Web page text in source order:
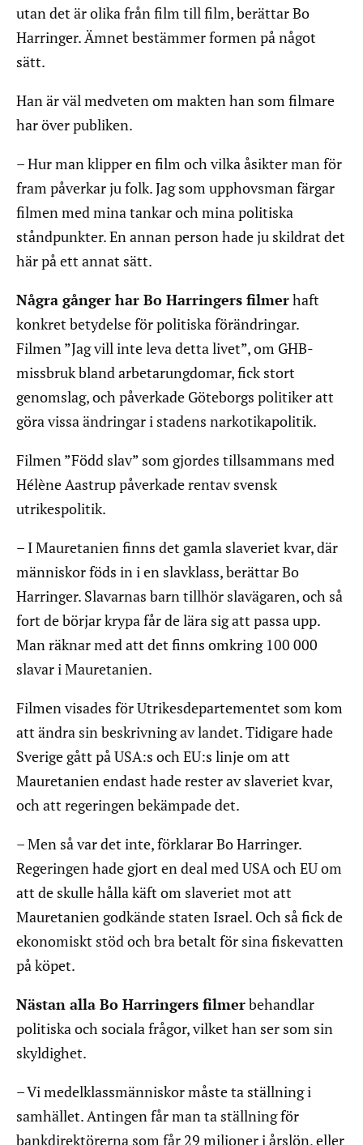
utan det är olika från film till film, berättar Bo
Harringer. Ämnet bestämmer formen på något
sätt.
Han är väl medveten om makten han som filmare
har över publiken.
– Hur man klipper en film och vilka åsikter man för
fram påverkar ju folk. Jag som upphovsman färgar
filmen med mina tankar och mina politiska
ståndpunkter. En annan person hade ju skildrat det
här på ett annat sätt.
Några gånger har Bo Harringers filmerhaft
konkret betydelse för politiska förändringar.
Filmen ”Jag vill inte leva detta livet”, om GHB-
missbruk bland arbetarungdomar, fick stort
genomslag, och påverkade Göteborgs politiker att
göra vissa ändringar i stadens narkotikapolitik.
Filmen ”Född slav” som gjordes tillsammans med
Hélène Aastrup påverkade rentav svensk
utrikespolitik.
– I Mauretanien finns det gamla slaveriet kvar, där
människor föds in i en slavklass, berättar Bo
Harringer. Slavarnas barn tillhör slavägaren, och så
fort de börjar krypa får de lära sig att passa upp.
Man räknar med att det finns omkring 100 000
slavar i Mauretanien.
Filmen visades för Utrikesdepartementet som kom
att ändra sin beskrivning av landet. Tidigare hade
Sverige gått på USA:s och EU:s linje om att
Mauretanien endast hade rester av slaveriet kvar,
och att regeringen bekämpade det.
– Men så var det inte, förklarar Bo Harringer.
Regeringen hade gjort en deal med USA och EU om
att de skulle hålla käft om slaveriet mot att
Mauretanien godkände staten Israel. Och så fick de
ekonomiskt stöd och bra betalt för sina fiskevatten
på köpet.
Nästan alla Bo Harringers filmerbehandlar
politiska och sociala frågor, vilket han ser som sin
skyldighet.
– Vi medelklassmänniskor måste ta ställning i
samhället. Antingen får man ta ställning för
bankdirektörerna som får 29 miljoner i årslön, eller